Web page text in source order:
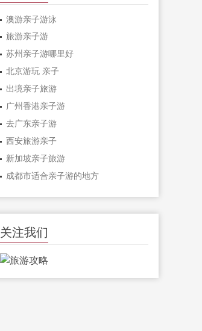
澳游亲子游泳
旅游亲子游
苏州亲子游哪里好
北京游玩 亲子
出境亲子旅游
广州香港亲子游
去广东亲子游
西安旅游亲子
新加坡亲子旅游
成都市适合亲子游的地方
关注我们